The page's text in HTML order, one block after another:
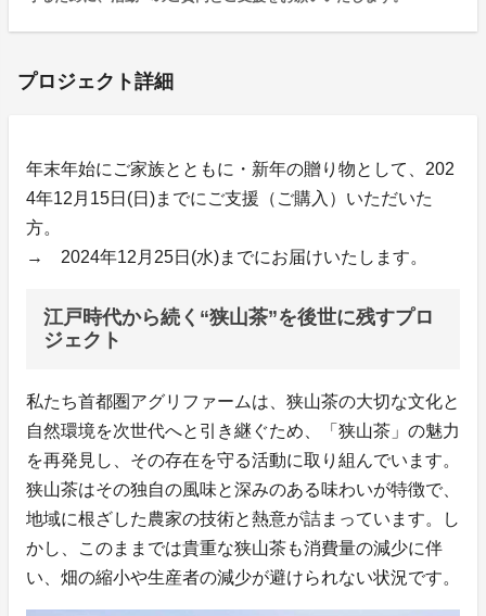
プロジェクト詳細
年末年始にご家族とともに・新年の贈り物として、202
4年12月15日(日)までにご支援（ご購入）いただいた
方。
→ 2024年12月25日(水)までにお届けいたします。
江戸時代から続く“狭山茶”を後世に残すプロ
ジェクト
私たち首都圏アグリファームは、狭山茶の大切な文化と
自然環境を次世代へと引き継ぐため、「狭山茶」の魅力
を再発見し、その存在を守る活動に取り組んでいます。
狭山茶はその独自の風味と深みのある味わいが特徴で、
地域に根ざした農家の技術と熱意が詰まっています。し
かし、このままでは貴重な狭山茶も消費量の減少に伴
い、畑の縮小や生産者の減少が避けられない状況です。